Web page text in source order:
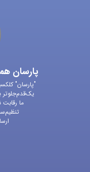
پارسان
"پارسان"
یک‌قدم‌جلوتر
ما رقابت